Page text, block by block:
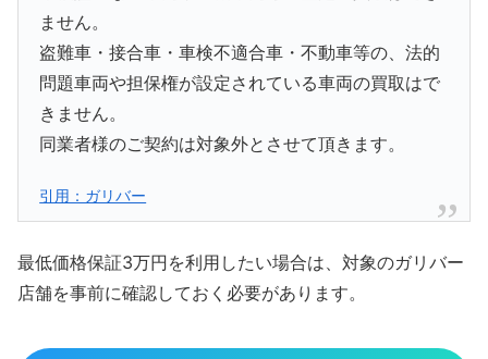
ません。
盗難車・接合車・車検不適合車・不動車等の、法的
問題車両や担保権が設定されている車両の買取はで
きません。
同業者様のご契約は対象外とさせて頂きます。
引用：ガリバー
最低価格保証3万円を利用したい場合は、対象のガリバー
店舗を事前に確認しておく必要があります。